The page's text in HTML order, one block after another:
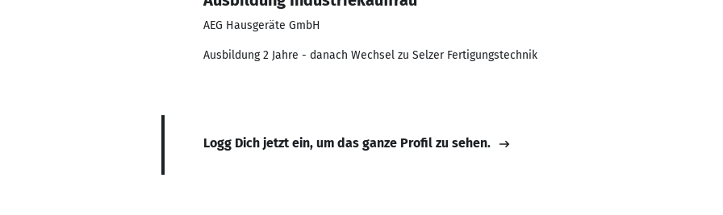
AEG Hausgeräte GmbH
Ausbildung 2 Jahre - danach Wechsel zu Selzer Fertigungstechnik
Logg Dich jetzt ein, um das ganze Profil zu sehen.